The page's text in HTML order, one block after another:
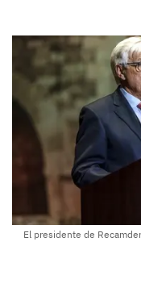
El presidente de